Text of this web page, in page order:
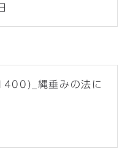
縄垂みの法に